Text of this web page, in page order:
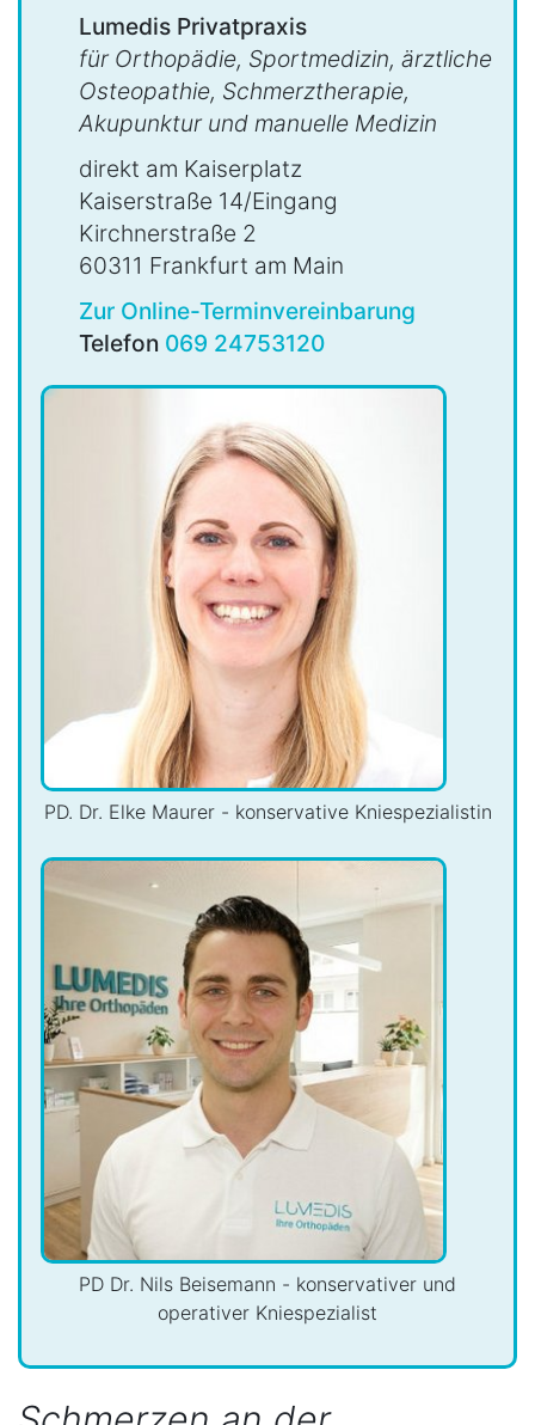
Lumedis Privatpraxis
für Orthopädie, Sportmedizin, ärztliche
Osteopathie, Schmerztherapie,
Akupunktur und manuelle Medizin
direkt am Kaiserplatz
Kaiserstraße 14/Eingang
Kirchnerstraße 2
60311 Frankfurt am Main
Zur Online-Terminvereinbarung
Telefon 069 24753120
PD. Dr. Elke Maurer - konservative Kniespezialistin
PD Dr. Nils Beisemann - konservativer und
operativer Kniespezialist